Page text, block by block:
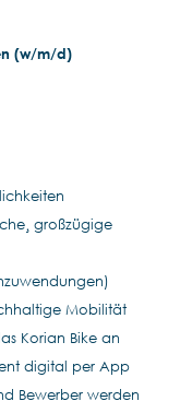
(w/m/d)
großzügige
Mobilität
Korian Bike an
digital per App
Bewerber werden